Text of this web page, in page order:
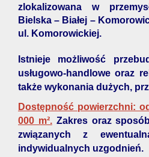
zlokalizowana w
Bielska – Białej –
ul. Komorowickiej.
Istnieje możliwość
usługowo-handlowe oraz
także wykonania dużych,
Dostępność powierzchni:
000 m².Zakres oraz
związanych z
indywidualnych uzgodnień.